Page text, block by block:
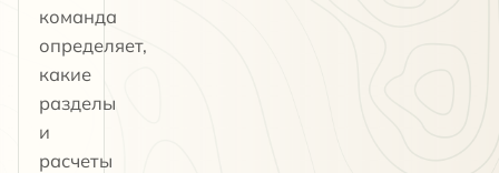
команда
определяет,
какие
разделы
и
расчеты